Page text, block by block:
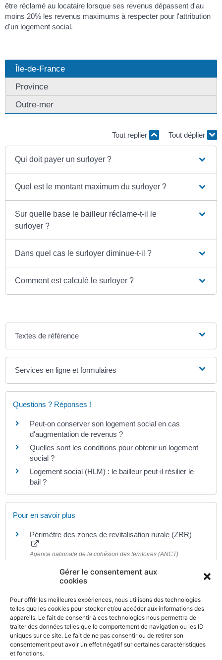
Gérer le consentement aux
cookies
Pour offrir les meilleures expériences, nous utilisons des technologies
telles que les cookies pour stocker et/ou accéder aux informations des
appareils. Le fait de consentir à ces technologies nous permettra de
traiter des données telles que le comportement de navigation ou les ID
uniques sur ce site. Le fait de ne pas consentir ou de retirer son
consentement peut avoir un effet négatif sur certaines caractéristiques
et fonctions.
être réclamé au locataire lorsque ses revenus dépassent d'au
moins 20% les revenus maximums à respecter pour l'attribution
d'un logement social.
Île-de-France
Province
Outre-mer
Tout replier Tout déplier
Qui doit payer un surloyer ?
Quel est le montant maximum du surloyer ?
Sur quelle base le bailleur réclame-t-il le
surloyer ?
Dans quel cas le surloyer diminue-t-il ?
Comment est calculé le surloyer ?
Textes de référence
Services en ligne et formulaires
Questions ? Réponses !
Peut-on conserver son logement social en cas
d'augmentation de revenus ?
Quelles sont les conditions pour obtenir un logement
social ?
Logement social (HLM) : le bailleur peut-il résilier le
bail ?
Pour en savoir plus
Périmètre des zones de revitalisation rurale (ZRR)
Agence nationale de la cohésion des territoires (ANCT)
Ministère chargé du logement
Ministère chargé de la ville
Votre adresse est-elle un quartier prioritaire de la
politique de la ville ?
Ministère chargé de la ville